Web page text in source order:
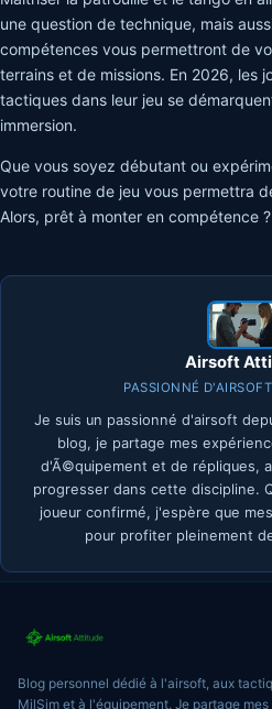
une question de technique, mais
compétences vous permettront de
terrains et de missions. En 2026, les
tactiques dans leur jeu se
immersion.
Que vous soyez débutant ou
votre routine de jeu vous permettra
Alors, prêt à monter en compétence ?
Airsoft
PASSIONNÉ
Je suis un passionné d'airsoft
blog, je partage mes
d'Ã©quipement et de répliques,
progresser dans cette discipline.
joueur confirmé, j'espère que
pour profiter pleinement
Blog personnel dédié à l'airsoft, aux
MilSim et à l'équipement. Je partage mes